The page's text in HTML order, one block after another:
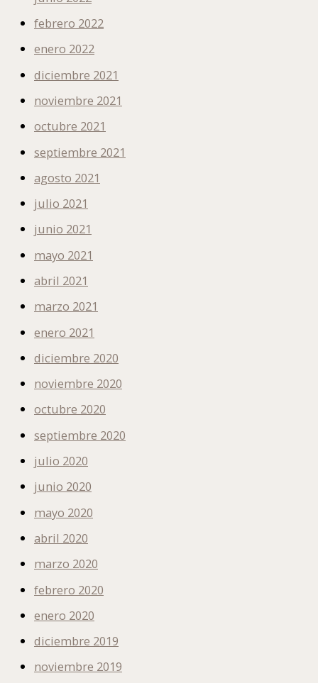
febrero 2022
enero 2022
diciembre 2021
noviembre 2021
octubre 2021
septiembre 2021
agosto 2021
julio 2021
junio 2021
mayo 2021
abril 2021
marzo 2021
enero 2021
diciembre 2020
noviembre 2020
octubre 2020
septiembre 2020
julio 2020
junio 2020
mayo 2020
abril 2020
marzo 2020
febrero 2020
enero 2020
diciembre 2019
noviembre 2019